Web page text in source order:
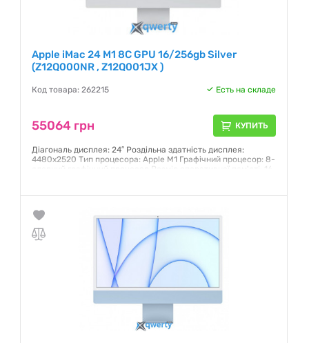
Apple iMac 24 M1 8C GPU 16/256gb Silver
(Z12Q000NR , Z12Q001JX )
Код товара: 262215 Есть на складе
55064 грн КУПИТЬ
Діагональ дисплея: 24″ Роздільна здатність дисплея:
4480х2520 Тип процесора: Apple M1 Графічний процесор: 8-
ядерний графічний процесор Розмір оперативної пам'яті: 16
Гарантия:12 месяцев